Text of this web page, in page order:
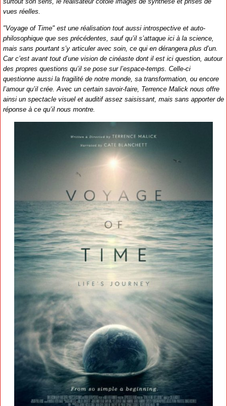
vues réelles.
"Voyage of Time" est une réalisation tout aussi introspective et auto-
philosophique que ses précédentes, sauf qu’il s’attaque ici à la science,
mais sans pourtant s’y articuler avec soin, ce qui en dérangera plus d’un.
Car c’est avant tout d’une vision de cinéaste dont il est ici question, autour
des propres questions qu’il se pose sur l’espace-temps. Celle-ci
questionne aussi la fragilité de notre monde, sa transformation, ou encore
l’amour qu’il crée. Avec un certain savoir-faire, Terrence Malick nous offre
ainsi un spectacle visuel et auditif assez saisissant, mais sans apporter de
réponse à ce qu’il nous montre.